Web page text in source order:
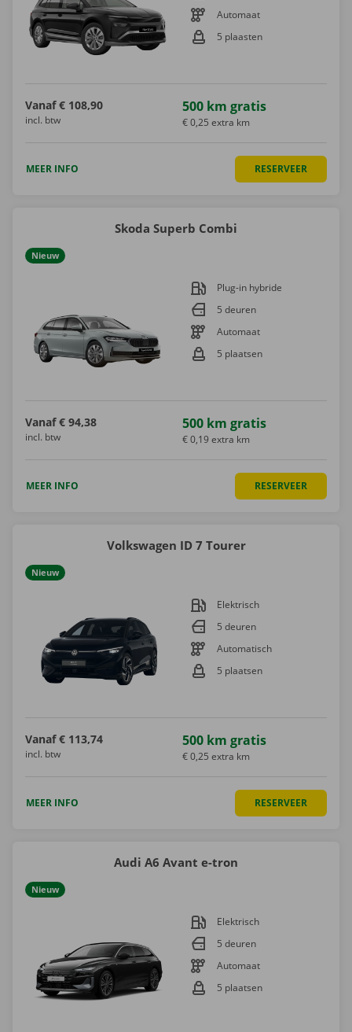
Automaat
5 plaasten
Vanaf € 108,90
incl. btw
500 km gratis
€ 0,25 extra km
MEER INFO RESERVEER
Skoda Superb Combi
Nieuw
Plug-in hybride
5 deuren
Automaat
5 plaatsen
Vanaf € 94,38
incl. btw
500 km gratis
€ 0,19 extra km
MEER INFO RESERVEER
Volkswagen ID 7 Tourer
Nieuw
Elektrisch
5 deuren
Automatisch
5 plaatsen
Vanaf € 113,74
incl. btw
500 km gratis
€ 0,25 extra km
MEER INFO RESERVEER
Audi A6 Avant e-tron
Nieuw
Elektrisch
5 deuren
Automaat
5 plaatsen